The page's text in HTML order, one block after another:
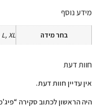
מידע נוסף
בחר מידה L, XL
חוות דעת
אין עדיין חוות דעת.
היה הראשון לכתוב סקירה